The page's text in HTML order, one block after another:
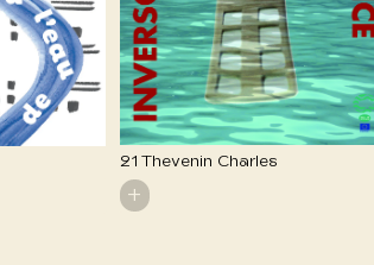
21 Thevenin Charles
+